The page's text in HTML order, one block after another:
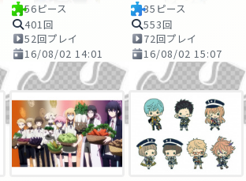
56ピース
401回
52回プレイ
16/08/02 14:01
35ピース
553回
72回プレイ
16/08/02 15:07